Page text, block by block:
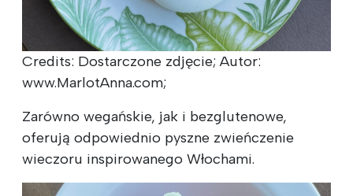
Credits: Dostarczone zdjęcie; Autor:
www.MarlotAnna.com;
Zarówno wegańskie, jak i bezglutenowe,
oferują odpowiednio pyszne zwieńczenie
wieczoru inspirowanego Włochami.